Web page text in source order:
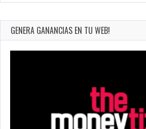
GENERA GANANCIAS EN TU WEB!